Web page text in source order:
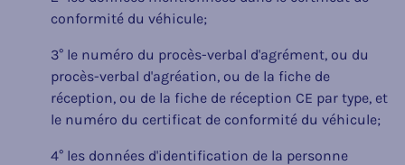
conformité du véhicule;
3° le numéro du procès-verbal d'agrément, ou du
procès-verbal d'agréation, ou de la fiche de
réception, ou de la fiche de réception CE par type, et
le numéro du certificat de conformité du véhicule;
4° les données d'identification de la personne